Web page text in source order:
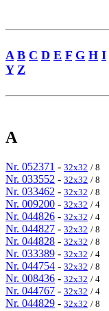
A B C D E F G H I
Y Z
A
Nr. 052371 - 32x32 / 8
Nr. 033552 - 32x32 / 8
Nr. 033462 - 32x32 / 8
Nr. 009200 - 32x32 / 4
Nr. 044826 - 32x32 / 4
Nr. 044827 - 32x32 / 8
Nr. 044828 - 32x32 / 8
Nr. 033389 - 32x32 / 4
Nr. 044754 - 32x32 / 8
Nr. 008436 - 32x32 / 4
Nr. 044767 - 32x32 / 4
Nr. 044829 - 32x32 / 8